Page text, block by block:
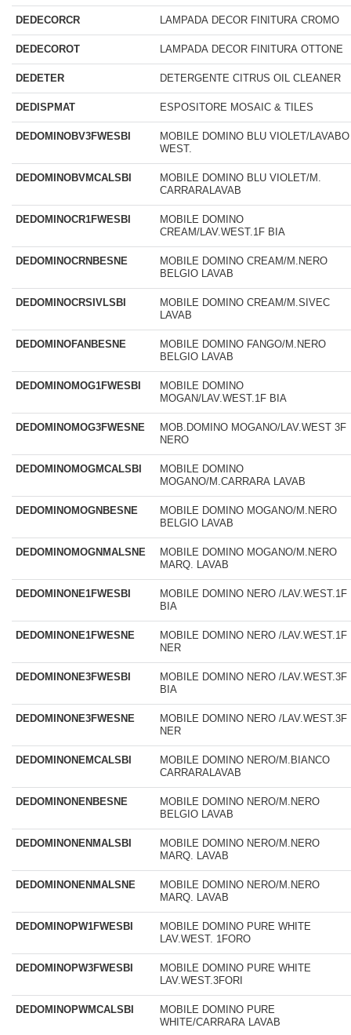
DEDECORCR LAMPADA DECOR FINITURA CROMO
DEDECOROT LAMPADA DECOR FINITURA OTTONE
DEDETER DETERGENTE CITRUS OIL CLEANER
DEDISPMAT ESPOSITORE MOSAIC & TILES
DEDOMINOBV3FWESBI
MOBILE DOMINO BLU VIOLET/LAVABO
WEST.
DEDOMINOBVMCALSBI
MOBILE DOMINO BLU VIOLET/M.
CARRARALAVAB
DEDOMINOCR1FWESBI
MOBILE DOMINO
CREAM/LAV.WEST.1F BIA
DEDOMINOCRNBESNE
MOBILE DOMINO CREAM/M.NERO
BELGIO LAVAB
DEDOMINOCRSIVLSBI
MOBILE DOMINO CREAM/M.SIVEC
LAVAB
DEDOMINOFANBESNE
MOBILE DOMINO FANGO/M.NERO
BELGIO LAVAB
DEDOMINOMOG1FWESBI
MOBILE DOMINO
MOGAN/LAV.WEST.1F BIA
DEDOMINOMOG3FWESNE
MOB.DOMINO MOGANO/LAV.WEST 3F
NERO
DEDOMINOMOGMCALSBI
MOBILE DOMINO
MOGANO/M.CARRARA LAVAB
DEDOMINOMOGNBESNE
MOBILE DOMINO MOGANO/M.NERO
BELGIO LAVAB
DEDOMINOMOGNMALSNE
MOBILE DOMINO MOGANO/M.NERO
MARQ. LAVAB
DEDOMINONE1FWESBI
MOBILE DOMINO NERO /LAV.WEST.1F
BIA
DEDOMINONE1FWESNE
MOBILE DOMINO NERO /LAV.WEST.1F
NER
DEDOMINONE3FWESBI
MOBILE DOMINO NERO /LAV.WEST.3F
BIA
DEDOMINONE3FWESNE
MOBILE DOMINO NERO /LAV.WEST.3F
NER
DEDOMINONEMCALSBI
MOBILE DOMINO NERO/M.BIANCO
CARRARALAVAB
DEDOMINONENBESNE
MOBILE DOMINO NERO/M.NERO
BELGIO LAVAB
DEDOMINONENMALSBI
MOBILE DOMINO NERO/M.NERO
MARQ. LAVAB
DEDOMINONENMALSNE
MOBILE DOMINO NERO/M.NERO
MARQ. LAVAB
DEDOMINOPW1FWESBI
MOBILE DOMINO PURE WHITE
LAV.WEST. 1FORO
DEDOMINOPW3FWESBI
MOBILE DOMINO PURE WHITE
LAV.WEST.3FORI
DEDOMINOPWMCALSBI
MOBILE DOMINO PURE
WHITE/CARRARA LAVAB